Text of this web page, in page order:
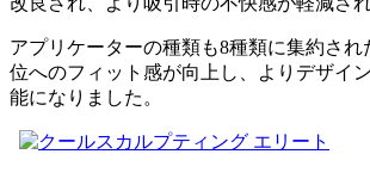
アプリケーターの種類も8種類に集約され
位へのフィット感が向上し、よりデザイ
能になりました。